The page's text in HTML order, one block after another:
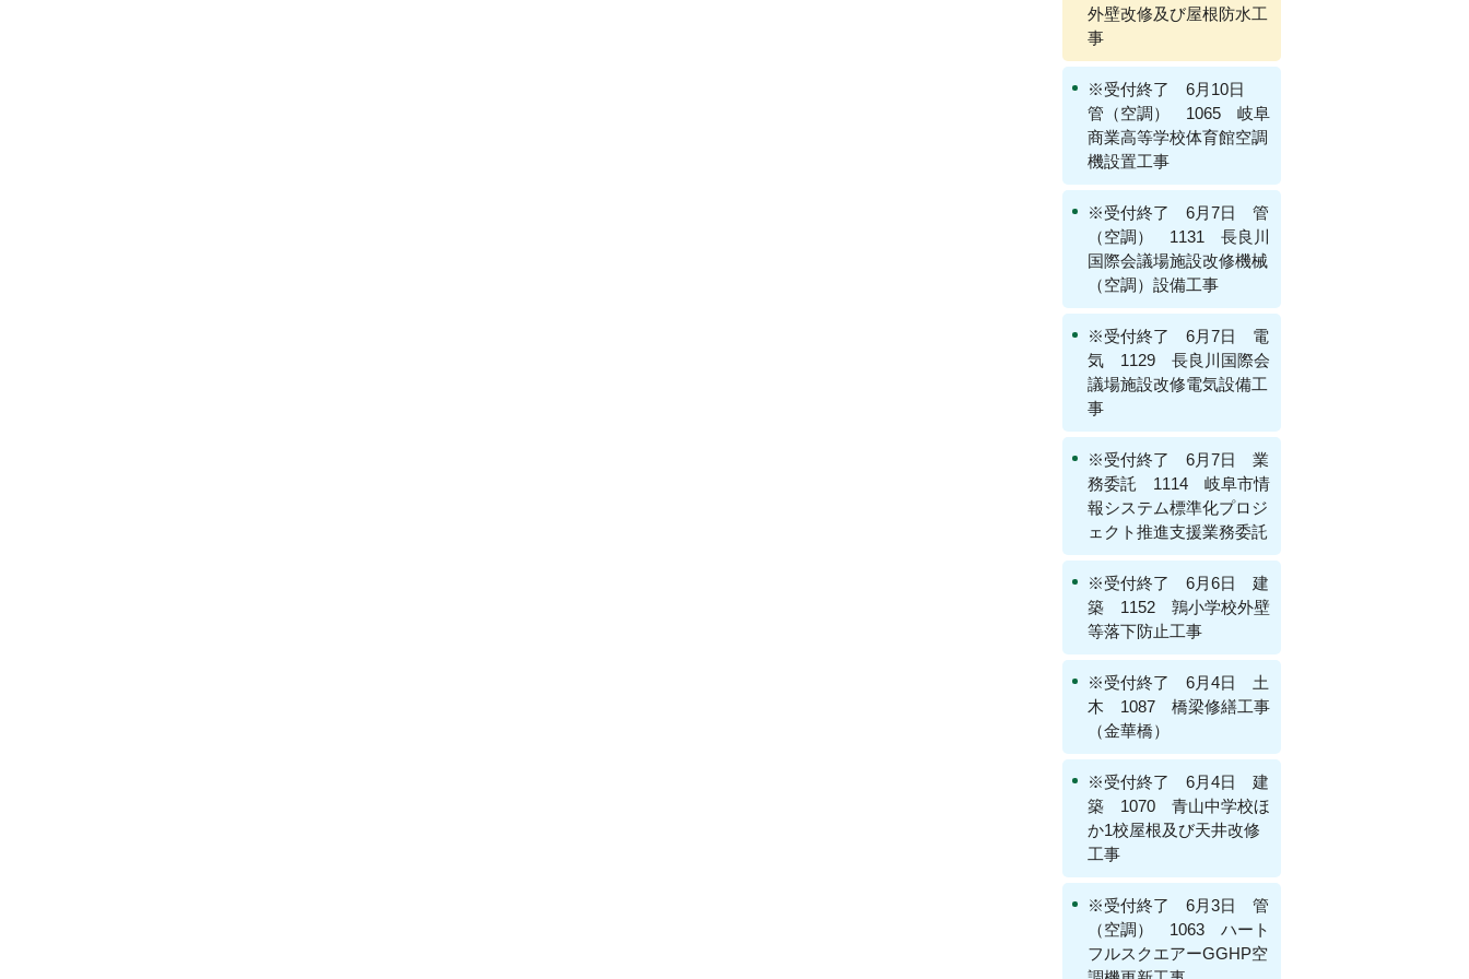
外壁改修及び屋根防水工
事
※受付終了 6月10日
管（空調） 1065 岐阜
商業高等学校体育館空調
機設置工事
※受付終了 6月7日 管
（空調） 1131 長良川
国際会議場施設改修機械
（空調）設備工事
※受付終了 6月7日 電
気 1129 長良川国際会
議場施設改修電気設備工
事
※受付終了 6月7日 業
務委託 1114 岐阜市情
報システム標準化プロジ
ェクト推進支援業務委託
※受付終了 6月6日 建
築 1152 鶉小学校外壁
等落下防止工事
※受付終了 6月4日 土
木 1087 橋梁修繕工事
（金華橋）
※受付終了 6月4日 建
築 1070 青山中学校ほ
か1校屋根及び天井改修
工事
※受付終了 6月3日 管
（空調） 1063 ハート
フルスクエアーGGHP空